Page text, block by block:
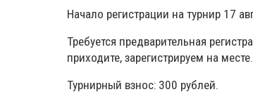
Начало регистрации на турнир 17
Требуется предварительная
приходите, зарегистрируем на
Турнирный взнос: 300 рублей.